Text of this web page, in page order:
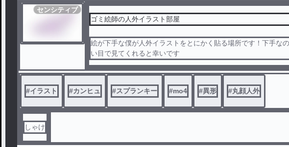
センシティブ
ゴミ絵師の人外イラスト部屋
絵が下手な僕が人外イラストをとにかく貼る場所です！下手な
い目で見てくれると幸いです
#イラスト #カンヒュ #スプランキー #mo4 #異形 #丸顔人外
しゃけ